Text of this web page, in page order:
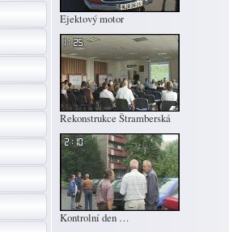
Ejektový motor
Rekonstrukce Štramberská
Kontrolní den …